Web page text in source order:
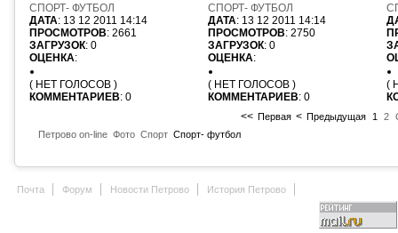
СПОРТ- ФУТБОЛ
ДАТА: 13 12 2011 14:14
ПРОСМОТРОВ: 2661
ЗАГРУЗОК: 0
ОЦЕНКА:
( НЕТ ГОЛОСОВ )
КОММЕНТАРИЕВ: 0
СПОРТ- ФУТБОЛ
ДАТА: 13 12 2011 14:14
ПРОСМОТРОВ: 2750
ЗАГРУЗОК: 0
ОЦЕНКА:
( НЕТ ГОЛОСОВ )
КОММЕНТАРИЕВ: 0
(
<< Первая < Предыдущая 1 2
Петрово on-line Фото Спорт Спорт- футбол
Почта Форум Новости Петрово История Петрово